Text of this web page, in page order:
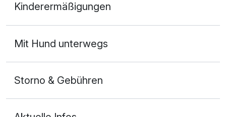
2 Erwachsene und 1 Kind
Kinderermäßigungen
Mit Hund unterwegs
Storno & Gebühren